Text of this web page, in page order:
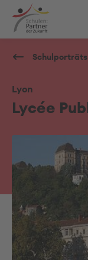
Schulporträts
Lyon
Lycée